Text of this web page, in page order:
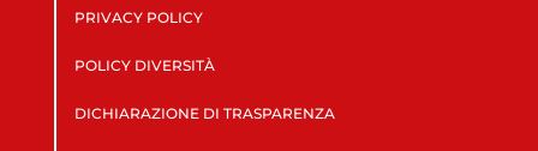
PRIVACY POLICY
POLICY DIVERSITÀ
DICHIARAZIONE DI TRASPARENZA